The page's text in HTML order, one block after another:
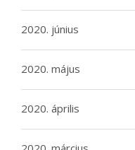
2020. június
2020. május
2020. április